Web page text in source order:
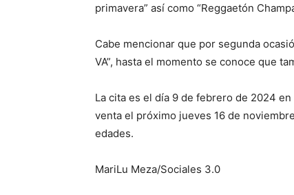
primavera” así como “Reggaetón
Cabe mencionar que por segunda
VA”, hasta el momento se conoce que
La cita es el día 9 de febrero de 2024
venta el próximo jueves 16 de
edades.
MariLu Meza/Sociales 3.0